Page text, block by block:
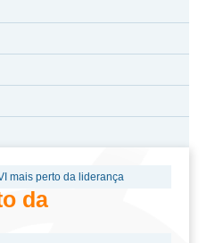
mais perto da liderança
da